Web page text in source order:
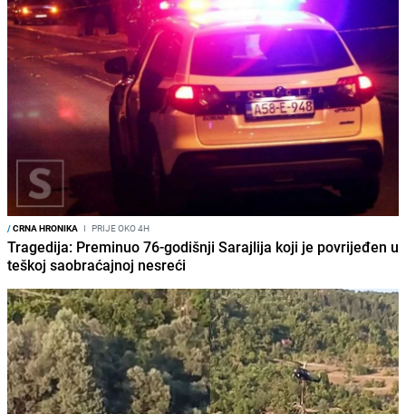
/CRNA HRONIKA I PRIJE OKO 4H
Tragedija: Preminuo 76-godišnji Sarajlija koji je povrijeđen u
teškoj saobraćajnoj nesreći